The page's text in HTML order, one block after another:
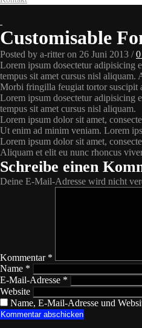
Customisable
Posted by a-ritter on 26 Juni 2013 /
Lorem ipsum dosectetur adipisicing
tempus sit amet cursus nisl
Morbi fringilla feugiat tortor suscipit
Lorem ipsum dosectetur adipisicing
tempus sit amet cursus nisl aliquam.
Lorem ipsum dolor sit amet,
Ut enim ad minim veniam. Lorem
Lorem ipsum dolor sit amet,
Aliquam et elit eu nunc rhoncus
Schreibe einen
Deine E-Mail-Adresse wird nicht
Kommentar *
Name *
E-Mail-Adresse *
Website
Name, E-Mail-Adresse und